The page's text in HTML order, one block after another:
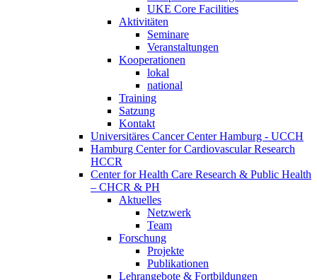
UKE Core Facilities
Aktivitäten
Seminare
Veranstaltungen
Kooperationen
lokal
national
Training
Satzung
Kontakt
Universitäres Cancer Center Hamburg - UCCH
Hamburg Center for Cardiovascular Research
HCCR
Center for Health Care Research & Public Health
– CHCR & PH
Aktuelles
Netzwerk
Team
Forschung
Projekte
Publikationen
Lehrangebote & Fortbildungen